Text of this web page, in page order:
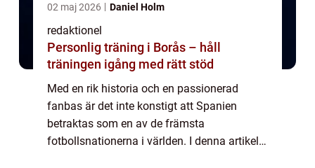
02 maj 2026 Daniel Holm
redaktionel
Personlig träning i Borås – håll
träningen igång med rätt stöd
Med en rik historia och en passionerad
fanbas är det inte konstigt att Spanien
betraktas som en av de främsta
fotbollsnationerna i världen. I denna artikel